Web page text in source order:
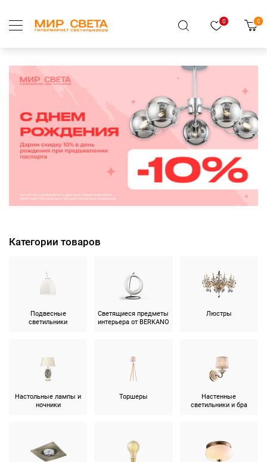
0 0
Категории товаров
Подвесные
светильники
Светящиеся предметы
интерьера от BERKANO
Люстры
Настольные лампы и
ночники
Торшеры
Настенные
светильники и бра